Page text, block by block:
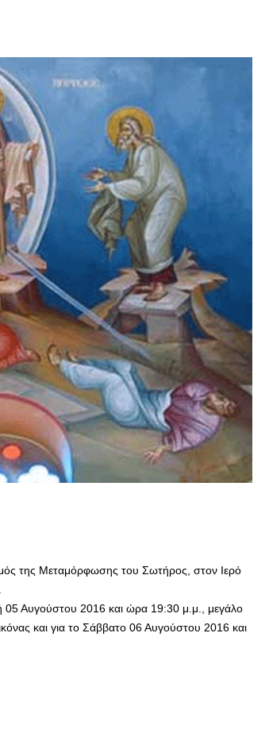
της Μεταμόρφωσης του Σωτήρος, στον Ιερό
05 Αυγούστου 2016 και ώρα 19:30 μ.μ., μεγάλο
και για το Σάββατο 06 Αυγούστου 2016 και